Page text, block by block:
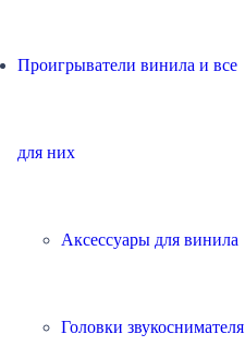
Проигрыватели винила и все
для них
Аксессуары для винила
Головки звукоснимателя
диаметром 13 мм.
этого удалось повысить
магнитной системой.
NHR11K удалось
наушники
на нем можно было
внешних шумов посадку.
благодаря которой
120 см, на котором
и благодаря